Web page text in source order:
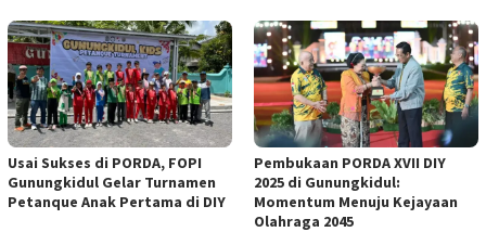
Usai Sukses di PORDA, FOPI
Gunungkidul Gelar Turnamen
Petanque Anak Pertama di DIY
Pembukaan PORDA XVII DIY
2025 di Gunungkidul:
Momentum Menuju Kejayaan
Olahraga 2045